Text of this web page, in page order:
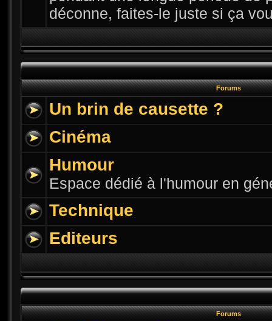
déconne, faites-le juste si ça
Forums
Un brin de causette ?
Cinéma
Humour
Espace dédié à l'humour en
Technique
Editeurs
Forums